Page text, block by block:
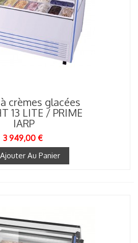
crèmes glacées
13 LITE / PRIME
IARP
3 949,00 €
Ajouter Au Panier